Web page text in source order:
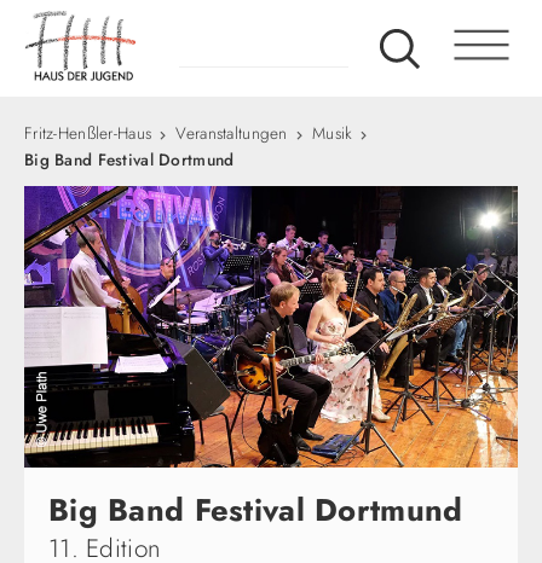
Fritz-Henßler-Haus Veranstaltungen
Musik
Big Band Festival Dortmund
Big Band Festival Dortmund
11. Edition